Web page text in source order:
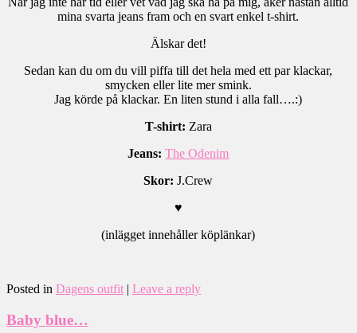
mina svarta jeans fram och en svart enkel t-shirt.
Älskar det!
Sedan kan du om du vill piffa till det hela med ett par klackar,
smycken eller lite mer smink.
Jag körde på klackar. En liten stund i alla fall….:)
T-shirt: Zara
Jeans: The Odenim
Skor: J.Crew
♥
(inlägget innehåller köplänkar)
Posted in Dagens outfit | Leave a reply
Baby blue…